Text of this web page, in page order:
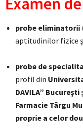
probe eliminatorii
aptitudinilor fizice
probe de
profil din
DAVILA” Bucureşti
Farmacie Târgu
proprie a celor